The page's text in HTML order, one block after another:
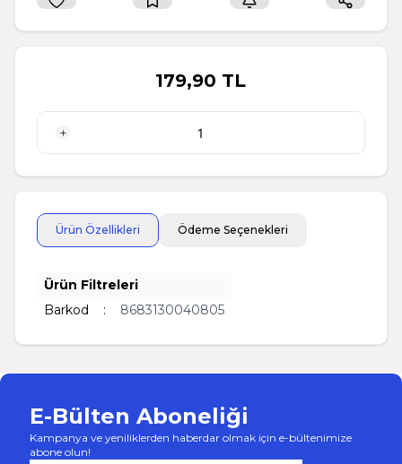
179,90 TL
Ürün Özellikleri Ödeme Seçenekleri
Ürün Filtreleri
Barkod
: 8683130040805
E-Bülten Aboneliği
Kampanya ve yeniliklerden haberdar olmak için e-bültenimize
abone olun!